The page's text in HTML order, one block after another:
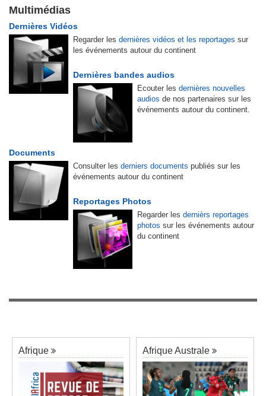
Multimédias
Dernières Vidéos
Regarder les dernières vidéos et les reportages sur
les événements autour du continent
Dernières bandes audios
Ecouter les dernières nouvelles
audios de nos partenaires sur les
événements autour du continent.
Documents
Consulter les derniers documents publiés sur les
événements autour du continent
Reportages Photos
Regarder les dernièrs reportages
photos sur les événements autour
du continent
Afrique Afrique Australe